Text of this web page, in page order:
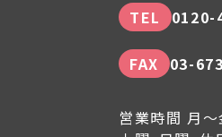
TEL
0120-
FAX 03-
営業時間 月～